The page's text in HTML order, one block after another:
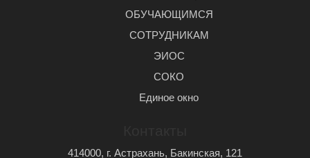
ОБУЧАЮЩИМСЯ
СОТРУДНИКАМ
ЭИОС
СОКО
Единое окно
414000, г. Астрахань, Бакинская, 121